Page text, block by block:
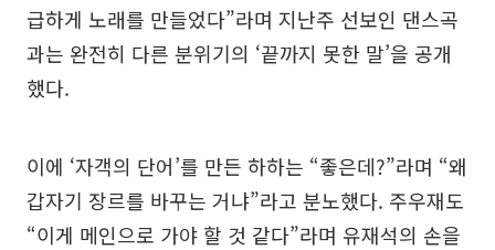
급하게 노래를 만들었다”라며 지난주 선보인 댄스곡
과는 완전히 다른 분위기의 ‘끝까지 못한 말’을 공개
했다.
이에 ‘자객의 단어’를 만든 하하는 “좋은데?”라며 “왜
갑자기 장르를 바꾸는 거냐”라고 분노했다. 주우재도
“이게 메인으로 가야 할 것 같다”라며 유재석의 손을